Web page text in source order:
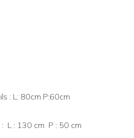
: L: 80cm P:60cm
L : 130 cm P : 50 cm